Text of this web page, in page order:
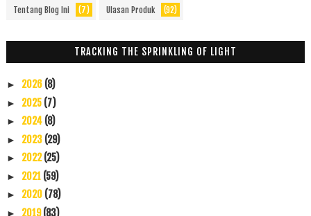
Tentang Blog Ini (7) Ulasan Produk (92)
TRACKING THE SPRINKLING OF LIGHT
► 2026 (8)
► 2025 (7)
► 2024 (8)
► 2023 (29)
► 2022(25)
► 2021 (59)
► 2020 (78)
► 2019(83)